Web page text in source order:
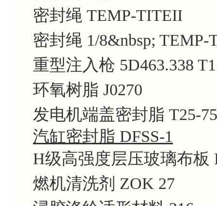
密封绳 TEMP-TITEII
密封绳 1/8&nbsp; TEMP-
重型注入枪 5D463.338
环氧树脂 J0270
发电机端盖密封脂 T25-75
汽缸密封脂 DFSS-1
H级高强度层压玻璃布板
燃机清洗剂 ZOK 27